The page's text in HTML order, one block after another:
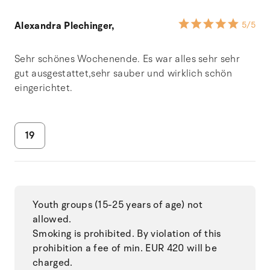
Alexandra Plechinger, 5/5
Sehr schönes Wochenende. Es war alles sehr sehr
gut ausgestattet,sehr sauber und wirklich schön
eingerichtet.
19
Youth groups (15-25 years of age) not
allowed.
Smoking is prohibited. By violation of this
prohibition a fee of min. EUR 420 will be
charged.